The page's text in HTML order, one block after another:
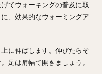
てウォーキングの普及に取
、効果的なウォーミングア
に伸ばします。伸びたらそ
足は肩幅で開きましょう。